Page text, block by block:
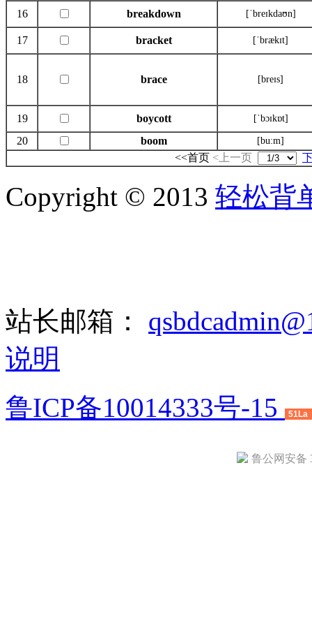
16 breakdown [ˈbreɪkdaʊn]
17 bracket [ˈbrækɪt]
18 brace [breɪs]
19 boycott [ˈbɔɪkɒt]
20 boom [bu:m]
<<首页 <上一页
Copyright © 2013 轻松背
站长邮箱：
说明
鲁ICP备10014333号-15
51La
鲁公网安备